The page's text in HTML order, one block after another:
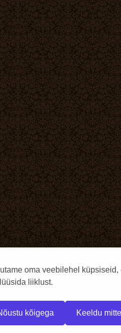
oma veebilehel
liiklust.
kõigega Keeldu